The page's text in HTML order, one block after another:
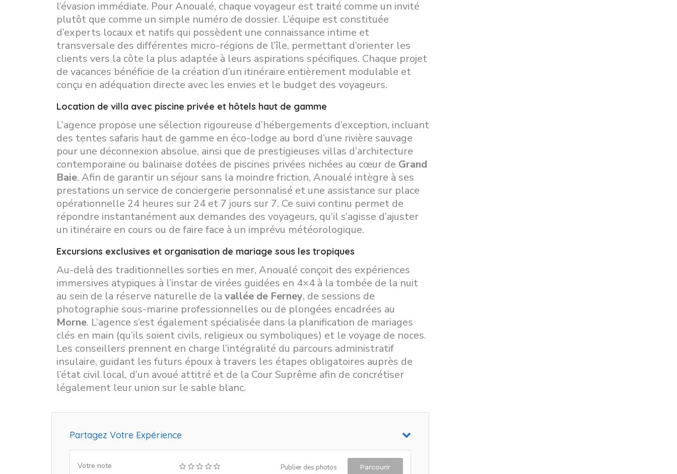
l’évasion immédiate. Pour Anoualé, chaque voyageur est traité comme un invité
plutôt que comme un simple numéro de dossier. L’équipe est constituée
d’experts locaux et natifs qui possèdent une connaissance intime et
transversale des différentes micro-régions de l’île, permettant d’orienter les
clients vers la côte la plus adaptée à leurs aspirations spécifiques. Chaque projet
de vacances bénéficie de la création d’un itinéraire entièrement modulable et
conçu en adéquation directe avec les envies et le budget des voyageurs.
Location de villa avec piscine privée et hôtels haut de gamme
L’agence propose une sélection rigoureuse d’hébergements d’exception, incluant
des tentes safaris haut de gamme en éco-lodge au bord d’une rivière sauvage
pour une déconnexion absolue, ainsi que de prestigieuses villas d’architecture
contemporaine ou balinaise dotées de piscines privées nichées au cœur de Grand
Baie. Afin de garantir un séjour sans la moindre friction, Anoualé intègre à ses
prestations un service de conciergerie personnalisé et une assistance sur place
opérationnelle 24 heures sur 24 et 7 jours sur 7. Ce suivi continu permet de
répondre instantanément aux demandes des voyageurs, qu’il s’agisse d’ajuster
un itinéraire en cours ou de faire face à un imprévu météorologique.
Excursions exclusives et organisation de mariage sous les tropiques
Au-delà des traditionnelles sorties en mer, Anoualé conçoit des expériences
immersives atypiques à l’instar de virées guidées en 4×4 à la tombée de la nuit
au sein de la réserve naturelle de la vallée de Ferney, de sessions de
photographie sous-marine professionnelles ou de plongées encadrées au
Morne. L’agence s’est également spécialisée dans la planification de mariages
clés en main (qu’ils soient civils, religieux ou symboliques) et le voyage de noces.
Les conseillers prennent en charge l’intégralité du parcours administratif
insulaire, guidant les futurs époux à travers les étapes obligatoires auprès de
l’état civil local, d’un avoué attitré et de la Cour Suprême afin de concrétiser
légalement leur union sur le sable blanc.
Partagez Votre Expérience
Votre note Publier des photos Parcourir